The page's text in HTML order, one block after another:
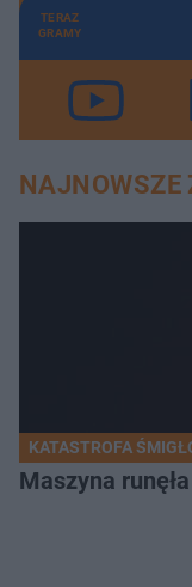
TERAZ
GRAMY
NAJNOWSZE
KATASTROFA
Maszyna